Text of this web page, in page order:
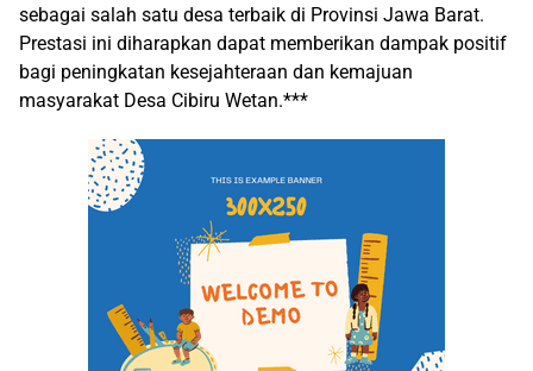
sebagai salah satu desa terbaik di Provinsi Jawa Barat.
Prestasi ini diharapkan dapat memberikan dampak positif
bagi peningkatan kesejahteraan dan kemajuan
masyarakat Desa Cibiru Wetan.***